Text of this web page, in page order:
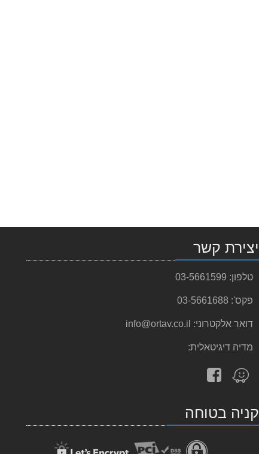
יצירת קשר
טלפון: 03-5661599
פקס': 03-5661688
דואר אלקטרוני: info@ortav.co.il
מדיה דיגיטאלית:
מצא
אותנו
Waze
facebookקניה בטוחה